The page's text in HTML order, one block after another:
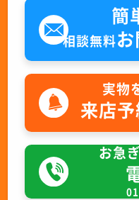
簡
相談無料
実物
来店
お急